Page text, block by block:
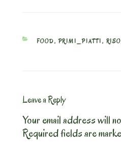
CATEGORIES
FOOD,PRIMI_PIATTI ,
Leave a Reply
Your email address will
Required fields are